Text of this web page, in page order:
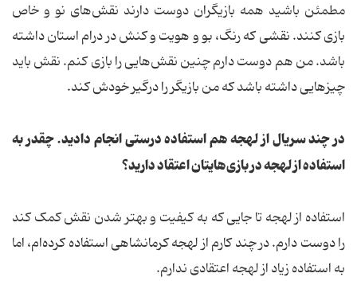
مطمئن باشید همه بازیگران دوست دارند نقش‌های نو و خاص
بازی کنند. نقشی که رنگ، بو و هویت و کنش در درام استان داشته
باشد. من هم دوست دارم چنین نقش‌هایی را بازی کنم. نقش باید
چیزهایی داشته باشد که من بازیگر را درگیر خودش کند.
در چند سریال از لهجه هم استفاده درستی انجام دادید. چقدر به
استفاده از لهجه در بازی‌هایتان اعتقاد دارید؟
استفاده از لهجه تا جایی که به کیفیت و بهتر شدن نقش کمک کند
را دوست دارم. در چند کارم از لهجه کرمانشاهی استفاده کرده‌ام، اما
به استفاده زیاد از لهجه اعتقادی ندارم.